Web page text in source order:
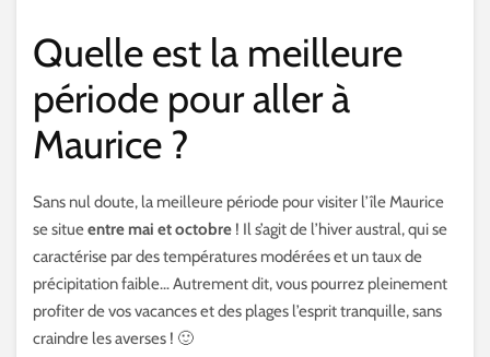
Quelle est la meilleure
période pour aller à
Maurice ?
Sans nul doute, la meilleure période pour visiter l’île Maurice
se situeentre mai et octobre ! Il s’agit de l’hiver austral, qui se
caractérise par des températures modérées et un taux de
précipitation faible… Autrement dit, vous pourrez pleinement
profiter de vos vacances et des plages l’esprit tranquille, sans
craindre les averses ! 🙂